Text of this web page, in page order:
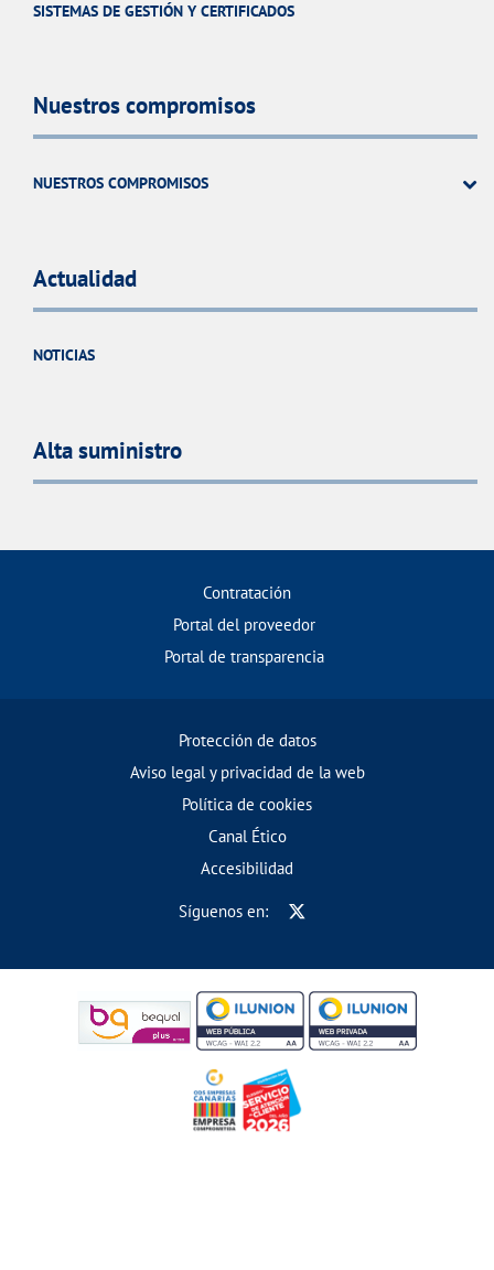
SISTEMAS DE GESTIÓN Y CERTIFICADOS
Nuestros compromisos
NUESTROS COMPROMISOS
Actualidad
NOTICIAS
Alta suministro
Contratación
Portal del proveedor
Portal de transparencia
Protección de datos
Aviso legal y privacidad de la web
Política de cookies
Canal Ético
Accesibilidad
Síguenos en: